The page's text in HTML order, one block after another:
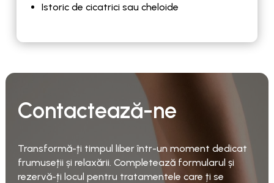
Istoric de cicatrici sau cheloide
Contactează-ne
Transformă-ți timpul liber într-un moment dedicat
frumuseții și relaxării. Completează formularul și
rezervă-ți locul pentru tratamentele care ți se